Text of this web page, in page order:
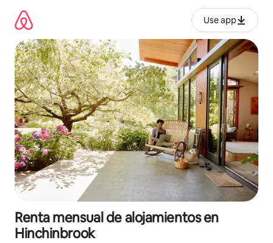
contenido
Use app
Renta mensual de alojamientos en
Hinchinbrook